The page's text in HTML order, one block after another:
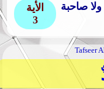
الأية
3
Tafseer